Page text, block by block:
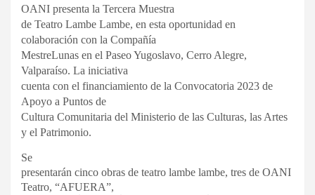
OANI presenta la Tercera Muestra
de Teatro Lambe Lambe, en esta oportunidad en
colaboración con la Compañía
MestreLunas en el Paseo Yugoslavo, Cerro Alegre,
Valparaíso. La iniciativa
cuenta con el financiamiento de la Convocatoria 2023 de
Apoyo a Puntos de
Cultura Comunitaria del Ministerio de las Culturas, las Artes
y el Patrimonio.
Se
presentarán cinco obras de teatro lambe lambe, tres de OANI
Teatro, “AFUERA”,